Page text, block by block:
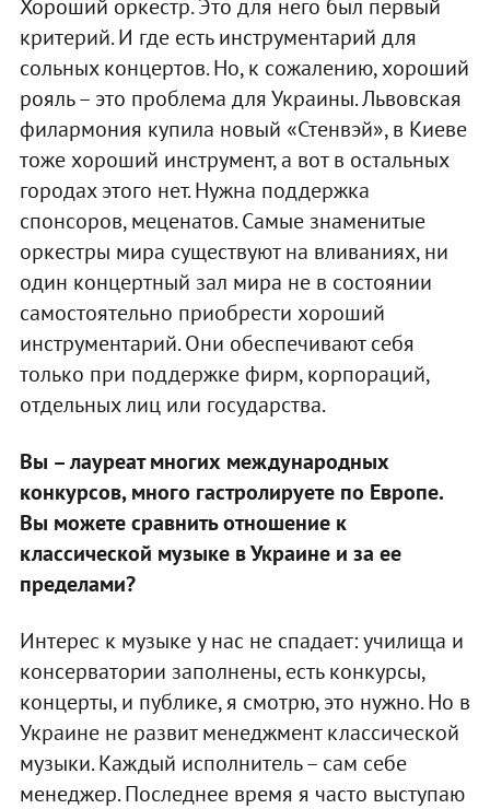
Хороший оркестр. Это для него был первый
критерий. И где есть инструментарий для
сольных концертов. Но, к сожалению, хороший
рояль – это проблема для Украины. Львовская
филармония купила новый «Стенвэй», в Киеве
тоже хороший инструмент, а вот в остальных
городах этого нет. Нужна поддержка
спонсоров, меценатов. Самые знаменитые
оркестры мира существуют на вливаниях, ни
один концертный зал мира не в состоянии
самостоятельно приобрести хороший
инструментарий. Они обеспечивают себя
только при поддержке фирм, корпораций,
отдельных лиц или государства.
Вы – лауреат многих международных
конкурсов, много гастролируете по Европе.
Вы можете сравнить отношение к
классической музыке в Украине и за ее
пределами?
Интерес к музыке у нас не спадает: училища и
консерватории заполнены, есть конкурсы,
концерты, и публике, я смотрю, это нужно. Но в
Украине не развит менеджмент классической
музыки. Каждый исполнитель – сам себе
менеджер. Последнее время я часто выступаю